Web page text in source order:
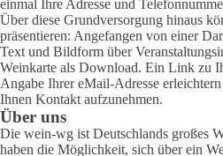
einmal Ihre Adresse und
Über diese Grundversorgung hinaus
präsentieren: Angefangen von einer
Text und Bildform über
Weinkarte als Download. Ein Link zu
Angabe Ihrer eMail-Adresse
Ihnen Kontakt aufzunehmen.
Über uns
Die wein-wg ist Deutschlands großes
haben die Möglichkeit, sich über ein